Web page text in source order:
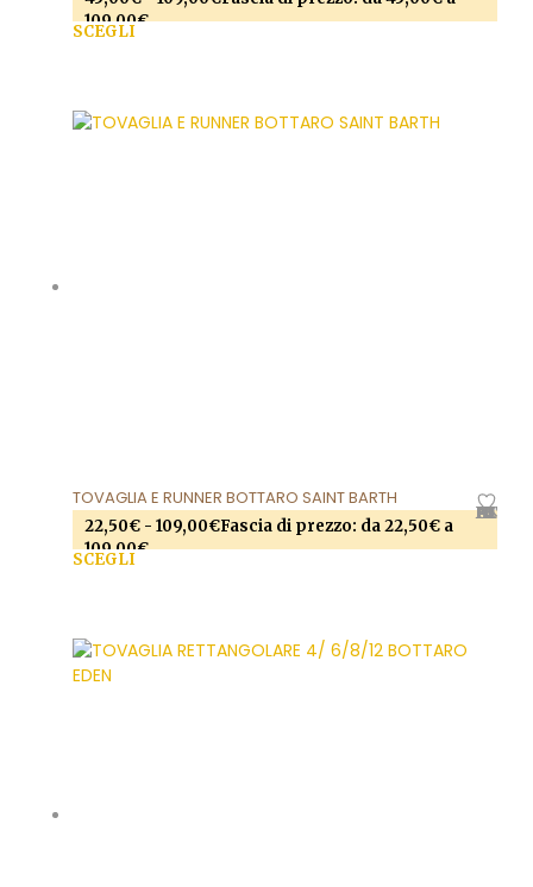
109,00€
SCEGLI
possono essere scelte nella pagina del prodotto
AGGIUNGI ALLA LISTA DEI DESIDERI
TOVAGLIA E RUNNER BOTTARO SAINT BARTH
22,50€ - 109,00€Fascia di prezzo: da 22,50€ a
109,00€
SCEGLI
possono essere scelte nella pagina del prodotto